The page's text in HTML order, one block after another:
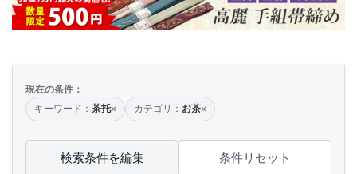
現在の条件：
キーワード： 茶托× カテゴリ： お茶×
検索条件を編集 条件リセット